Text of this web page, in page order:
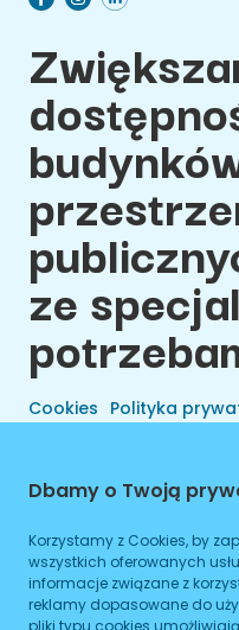
ze
Cookies Polityka
Dbamy o Twoją
Korzystamy z Cookies, by
wszystkich oferowanych
informacje związane z
reklamy dopasowane do
pliki typu cookies